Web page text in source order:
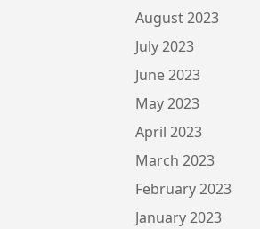
August 2023
July 2023
June 2023
May 2023
April 2023
March 2023
February 2023
January 2023